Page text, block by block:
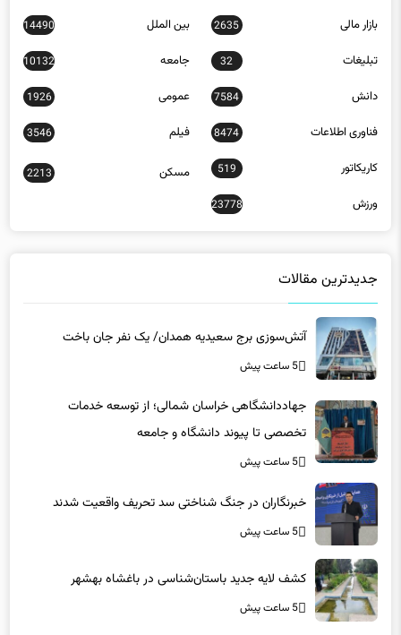
بازار مالی 2635 بین الملل 14490
تبلیغات 32 جامعه 10132
دانش 7584 عمومی 1926
فناوری اطلاعات 8474 فیلم 3546
کاریکاتور 519 مسکن 2213
ورزش 23778
جدیدترین مقالات
آتش‌سوزی برج سعیدیه همدان/ یک نفر جان باخت
5 ساعت پیش
جهاددانشگاهی خراسان شمالی؛ از توسعه خدمات
تخصصی تا پیوند دانشگاه و جامعه
5 ساعت پیش
خبرنگاران در جنگ شناختی سد تحریف واقعیت شدند
5 ساعت پیش
کشف لایه جدید باستان‌شناسی در باغشاه بهشهر
5 ساعت پیش